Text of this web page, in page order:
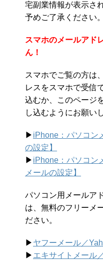
宅副業情報が表示さ
予めご了承ください。
スマホのメールアド
ん！
スマホでご覧の方は
レスをスマホで受信
込むか、このページ
し込むようにお願い
▶︎ iPhone：パソコン
の設定】
▶︎ iPhone：パソコン
メールの設定】
パソコン用メールア
は、無料のフリーメ
ださい。
▶︎ ヤフーメール／
▶︎ エキサイトメール